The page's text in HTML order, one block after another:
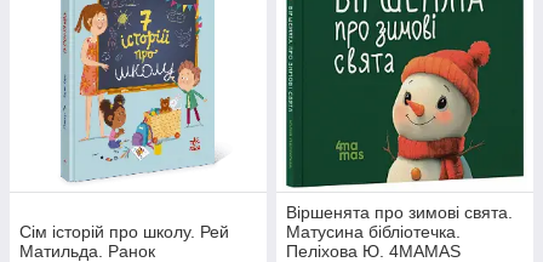
Сім історій про школу. Рей
Матильда. Ранок
Віршенята про зимові свята.
Матусина бібліотечка.
Пеліхова Ю. 4MAMAS